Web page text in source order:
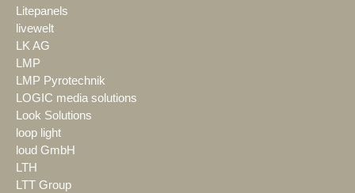
Litepanels
livewelt
LK AG
LMP
LMP Pyrotechnik
LOGIC media solutions
Look Solutions
loop light
loud GmbH
LTH
LTT Group